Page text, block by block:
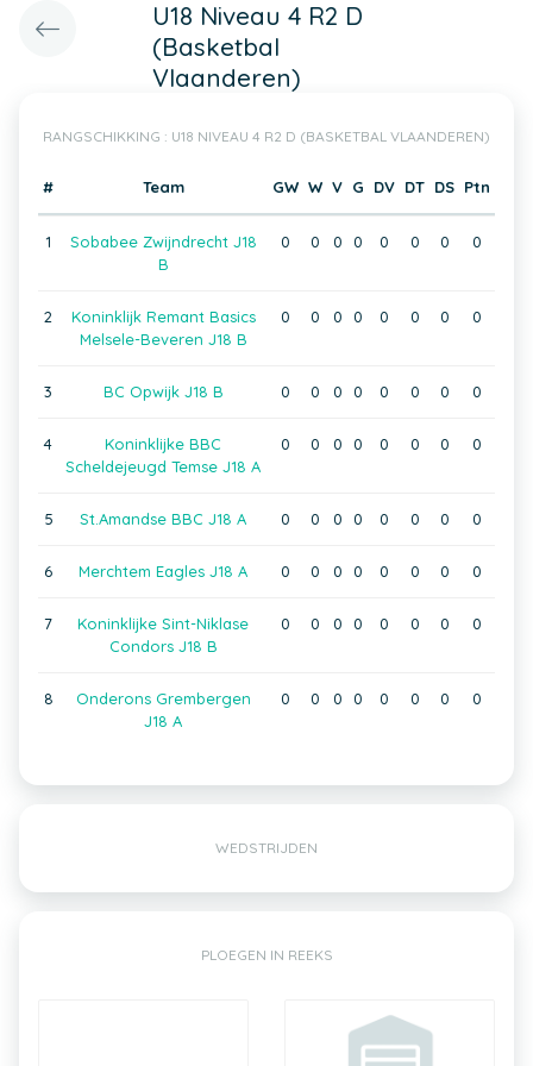
U18 Niveau 4 R2 D
(Basketbal
Vlaanderen)
RANGSCHIKKING : U18 NIVEAU 4 R2 D (BASKETBAL VLAANDEREN)
# Team GW W V G DV DT DS Ptn
1
Sobabee Zwijndrecht J18
B
0 0 0 0 0 0 0 0
2
Koninklijk Remant Basics
Melsele-Beveren J18 B
0 0 0 0 0 0 0 0
3 BC Opwijk J18 B 0 0 0 0 0 0 0 0
4
Koninklijke BBC
Scheldejeugd Temse J18 A
0 0 0 0 0 0 0 0
5 St.Amandse BBC J18 A 0 0 0 0 0 0 0 0
6 Merchtem Eagles J18 A 0 0 0 0 0 0 0 0
7
Koninklijke Sint-Niklase
Condors J18 B
0 0 0 0 0 0 0 0
8
Onderons Grembergen
J18 A
0 0 0 0 0 0 0 0
WEDSTRIJDEN
PLOEGEN IN REEKS